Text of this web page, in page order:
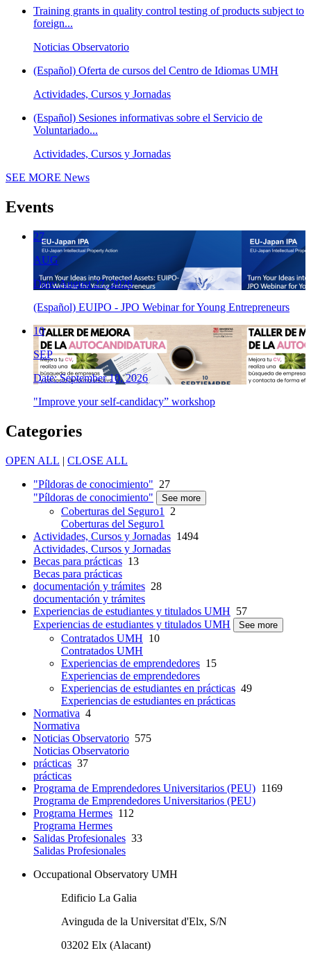
Training grants in quality control testing of products subject to
foreign...
Noticias Observatorio
(Español) Oferta de cursos del Centro de Idiomas UMH
Actividades, Cursos y Jornadas
(Español) Sesiones informativas sobre el Servicio de
Voluntariado...
Actividades, Cursos y Jornadas
SEE MORE News
Events
27
AUG
Date: August 27, 2026
(Español) EUIPO - JPO Webinar for Young Entrepreneurs
10
SEP
Date: September 10, 2026
"Improve your self-candidacy” workshop
Categories
OPEN ALL | CLOSE ALL
"Píldoras de conocimiento" 27
"Píldoras de conocimiento"
See more
Coberturas del Seguro1
2
Coberturas del Seguro1
Actividades, Cursos y Jornadas 1494
Actividades, Cursos y Jornadas
Becas para prácticas 13
Becas para prácticas
documentación y trámites 28
documentación y trámites
Experiencias de estudiantes y titulados UMH 57
Experiencias de estudiantes y titulados UMH
See more
Contratados UMH 10
Contratados UMH
Experiencias de emprendedores 15
Experiencias de emprendedores
Experiencias de estudiantes en prácticas 49
Experiencias de estudiantes en prácticas
Normativa 4
Normativa
Noticias Observatorio 575
Noticias Observatorio
prácticas 37
prácticas
Programa de Emprendedores Universitarios (PEU) 1169
Programa de Emprendedores Universitarios (PEU)
Programa Hermes 112
Programa Hermes
Salidas Profesionales 33
Salidas Profesionales
Occupational Observatory UMH
Edificio La Galia
Avinguda de la Universitat d'Elx, S/N
03202 Elx (Alacant)